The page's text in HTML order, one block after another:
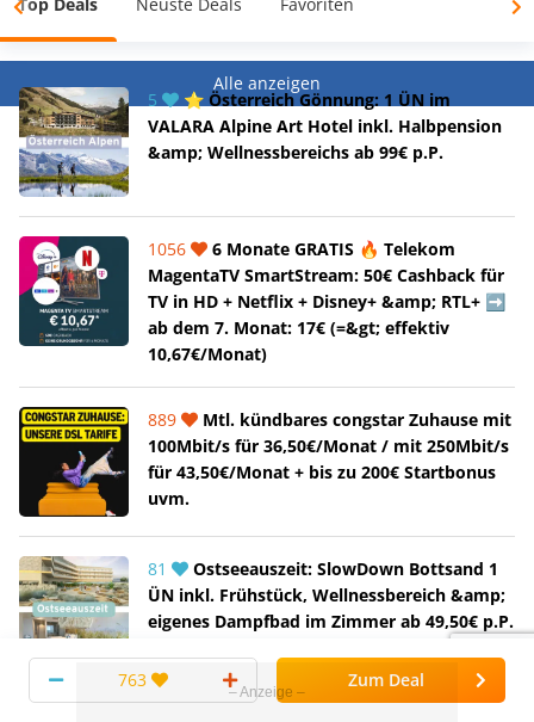
Alle anzeigen
5
⭐ Österreich Gönnung: 1 ÜN im
VALARA Alpine Art Hotel inkl. Halbpension
&amp; Wellnessbereichs ab 99€ p.P.
1056
6 Monate GRATIS 🔥 Telekom
MagentaTV SmartStream: 50€ Cashback für
TV in HD + Netflix + Disney+ &amp; RTL+ ➡️
ab dem 7. Monat: 17€ (=&gt; effektiv
10,67€/Monat)
889
Mtl. kündbares congstar Zuhause mit
100Mbit/s für 36,50€/Monat / mit 250Mbit/s
für 43,50€/Monat + bis zu 200€ Startbonus
uvm.
81
Ostseeauszeit: SlowDown Bottsand 1
ÜN inkl. Frühstück, Wellnessbereich &amp;
eigenes Dampfbad im Zimmer ab 49,50€ p.P.
763 Zum Deal